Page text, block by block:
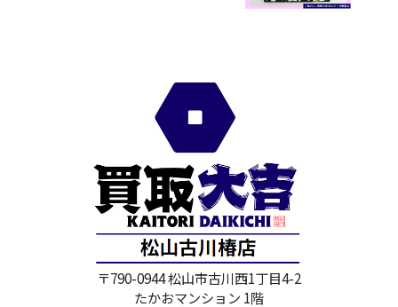
〒790-0944 松山市古川西1丁目4-2
たかおマンション 1階